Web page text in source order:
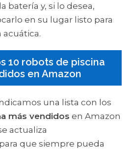
batería y, si lo desea,
en su lugar listo para
acuática.
10 robots de piscina
en Amazon
una lista con los
más vendidos en Amazon
actualiza
que siempre pueda